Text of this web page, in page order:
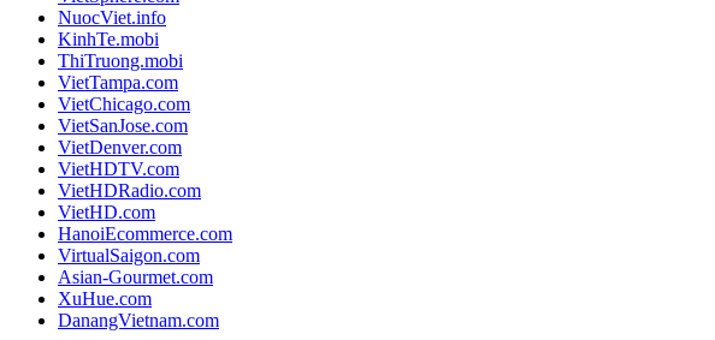
NuocViet.info
KinhTe.mobi
ThiTruong.mobi
VietTampa.com
VietChicago.com
VietSanJose.com
VietDenver.com
VietHDTV.com
VietHDRadio.com
VietHD.com
HanoiEcommerce.com
VirtualSaigon.com
Asian-Gourmet.com
XuHue.com
DanangVietnam.com